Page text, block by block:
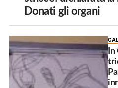
Donati gli organi